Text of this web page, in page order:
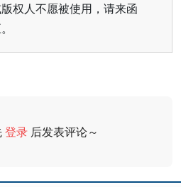
权人不愿被使用，请来函
登录 后发表评论～